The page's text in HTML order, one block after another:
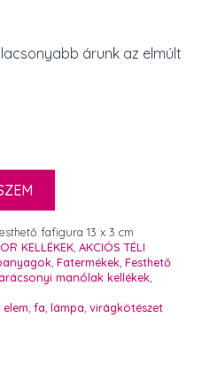
árunk az elmúlt
fafigura 13 x 3 cm
KELLÉKEK AKCIÓS TÉLI
Fatermékek Festhető
manólak kellékek
fa lámpa virágkötészet